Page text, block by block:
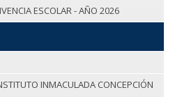
ESCOLAR - AÑO 2026
INMACULADA CONCEPCIÓN